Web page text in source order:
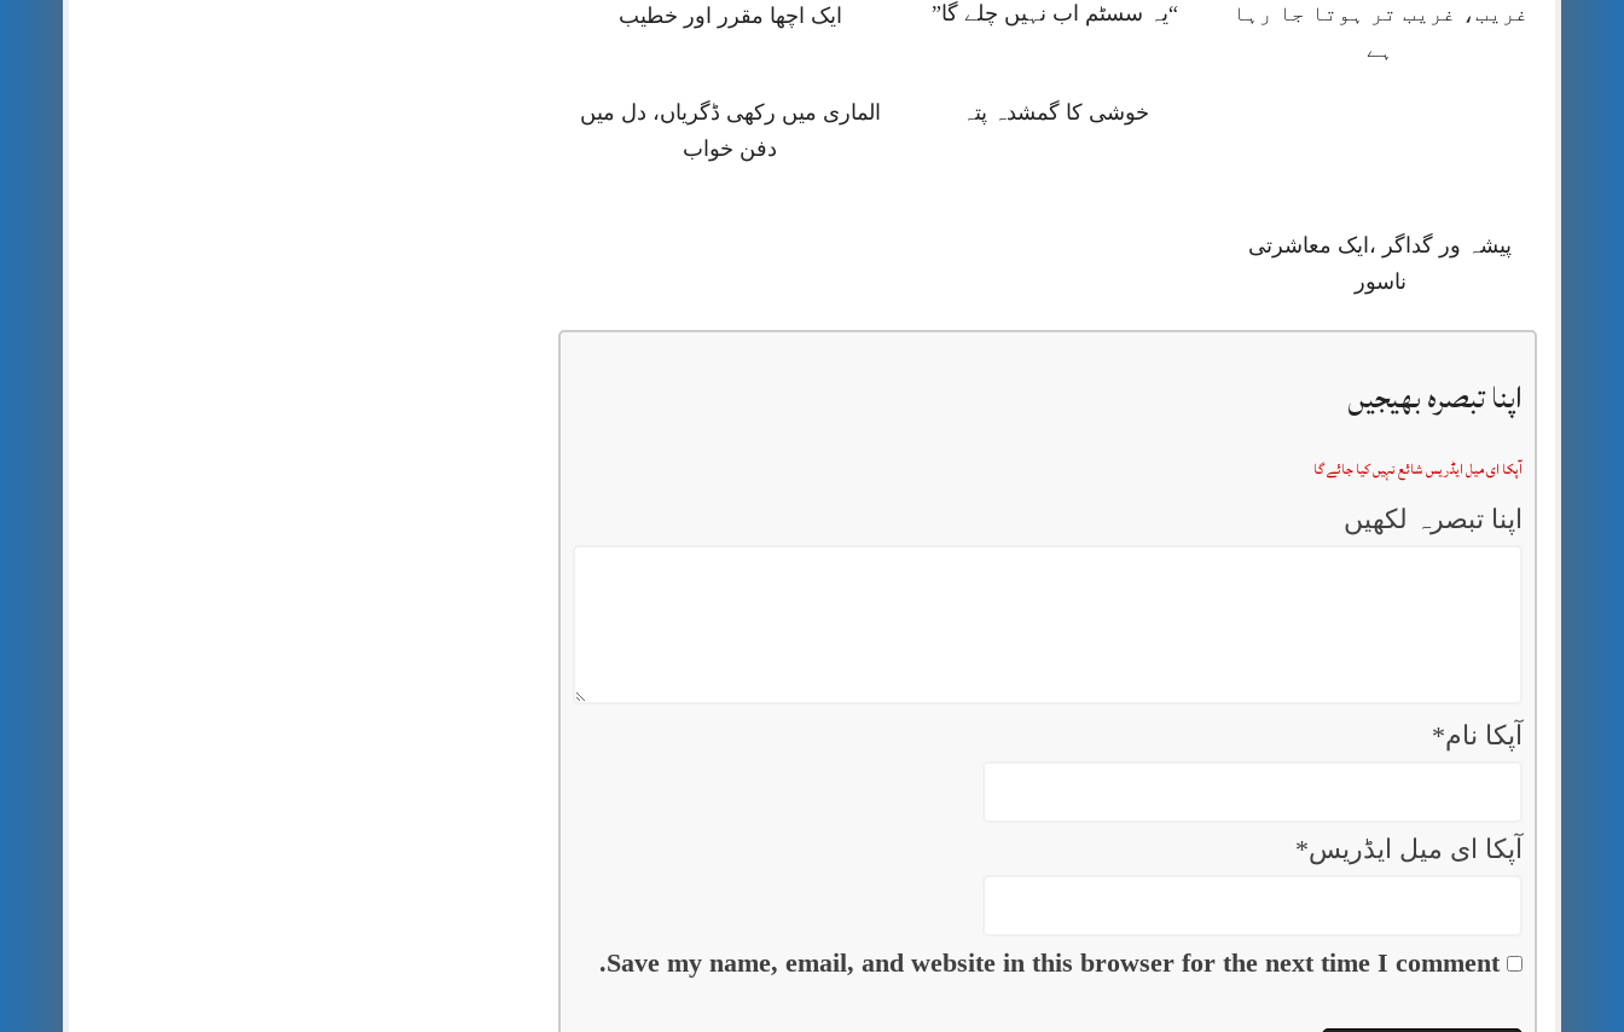
غریب، غریب تر ہوتا جا رہا
ہے
“یہ سسٹم اب نہیں چلے گا” ایک اچھا مقرر اور خطیب
خوشی کا گمشدہ پتہ
الماری میں رکھی ڈگریاں، دل میں
دفن خواب
پیشہ ور گداگر ،ایک معاشرتی
ناسور
اپنا تبصرہ بھیجیں
آپکا ای میل ایڈریس شائع نہیں کیا جائے گا
اپنا تبصرہ لکھیں
آپکا نام*
آپکا ای میل ایڈریس*
Save my name, email, and website in this browser for the next time I comment.